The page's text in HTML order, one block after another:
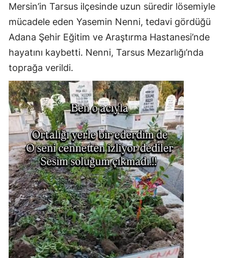
Erzincan
Erzurum
Gaziantep
Giresun
Gümüşhane
Hakkari
Hatay
Isparta
Mersin
İstanbul
İzmir
Mersin’in Tarsus ilçesinde uzun süredir lösemiyle
mücadele eden Yasemin Nenni, tedavi gördüğü
Adana Şehir Eğitim ve Araştırma Hastanesi’nde
hayatını kaybetti. Nenni, Tarsus Mezarlığı’nda
toprağa verildi.